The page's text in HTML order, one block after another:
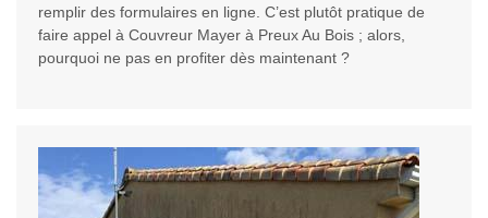
remplir des formulaires en ligne. C’est plutôt pratique de
faire appel à Couvreur Mayer à Preux Au Bois ; alors,
pourquoi ne pas en profiter dès maintenant ?